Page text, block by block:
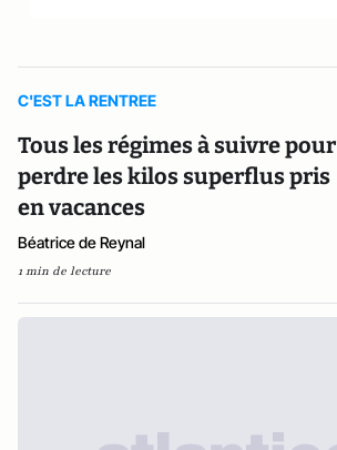
C'EST LA RENTREE
Tous les régimes à suivre pour
perdre les kilos superflus pris
en vacances
Béatrice de Reynal
1 min de lecture